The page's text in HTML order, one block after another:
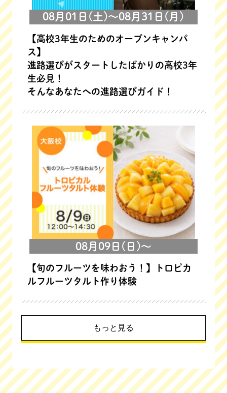
08月01日(土)～08月31日(月)
【高校3年生のためのオープンキャンパ
ス】
進路選びがスタートしたばかりの高校3年
生必見！
そんなあなたへの進路選びガイド！
08月09日(日)～
【旬のフルーツを味わおう！】トロピカ
ルフルーツタルト作り体験
もっと見る